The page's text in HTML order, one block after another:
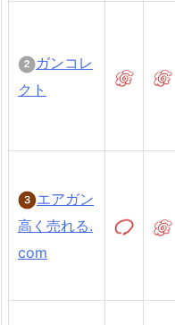
ガンコレ
クト
エアガン
高く売れる.
com